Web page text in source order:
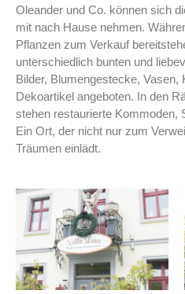
Oleander und Co. können sich
mit nach Hause nehmen.
Pflanzen zum Verkauf
unterschiedlich bunten und
Bilder, Blumengestecke, Vasen,
Dekoartikel angeboten. In den
stehen restaurierte Kommoden,
Ein Ort, der nicht nur zum
Träumen einlädt.